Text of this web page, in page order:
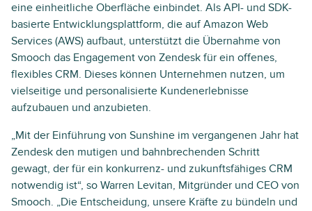
eine einheitliche Oberfläche einbindet. Als API- und SDK-
basierte Entwicklungsplattform, die auf Amazon Web
Services (AWS) aufbaut, unterstützt die Übernahme von
Smooch das Engagement von Zendesk für ein offenes,
flexibles CRM. Dieses können Unternehmen nutzen, um
vielseitige und personalisierte Kundenerlebnisse
aufzubauen und anzubieten.
„Mit der Einführung von Sunshine im vergangenen Jahr hat
Zendesk den mutigen und bahnbrechenden Schritt
gewagt, der für ein konkurrenz- und zukunftsfähiges CRM
notwendig ist“, so Warren Levitan, Mitgründer und CEO von
Smooch. „Die Entscheidung, unsere Kräfte zu bündeln und